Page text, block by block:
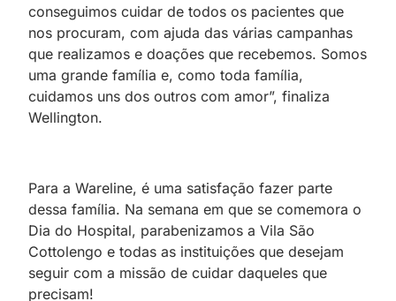
conseguimos cuidar de todos os pacientes que
nos procuram, com ajuda das várias campanhas
que realizamos e doações que recebemos. Somos
uma grande família e, como toda família,
cuidamos uns dos outros com amor”, finaliza
Wellington.
Para a Wareline, é uma satisfação fazer parte
dessa família. Na semana em que se comemora o
Dia do Hospital, parabenizamos a Vila São
Cottolengo e todas as instituições que desejam
seguir com a missão de cuidar daqueles que
precisam!